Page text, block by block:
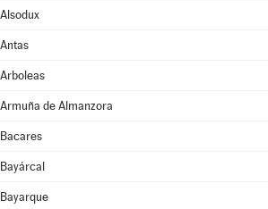
Alsodux
Antas
Arboleas
Armuña de Almanzora
Bacares
Bayárcal
Bayarque